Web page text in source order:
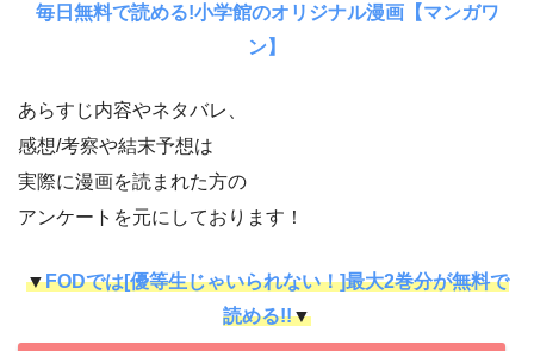
毎日無料で読める!小学館のオリジナル漫画【マンガワ
ン】
あらすじ内容やネタバレ、
感想/考察や結末予想は
実際に漫画を読まれた方の
アンケートを元にしております！
▼FODでは[優等生じゃいられない！]最大2巻分が無料で
読める!!▼